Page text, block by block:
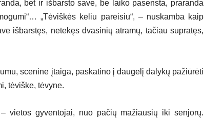
bet ir išbarsto save, be laiko pasensta, praranda
„Tėviškės keliu pareisiu“, – nuskamba kaip
išbarstęs, netekęs dvasinių atramų, tačiau supratęs,
scenine įtaiga, paskatino į daugelį dalykų pažiūrėti
tėviške, tėvyne.
vietos gyventojai, nuo pačių mažiausių iki senjorų.